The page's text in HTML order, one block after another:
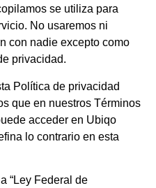
se utiliza para
No usaremos ni
con nadie excepto como
privacidad.
Política de privacidad
que en nuestros Términos
acceder en Ubiqo
lo contrario en esta
“Ley Federal de